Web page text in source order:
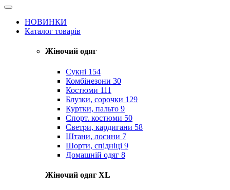
НОВИНКИ
Каталог товарів
Жіночий одяг
Сукні 154
Комбінезони 30
Костюми 111
Блузки, сорочки 129
Куртки, пальто 9
Спорт. костюми 50
Светри, кардигани 58
Штани, лосини 7
Шорти, спідніці 9
Домашній одяг 8
Жіночий одяг XL